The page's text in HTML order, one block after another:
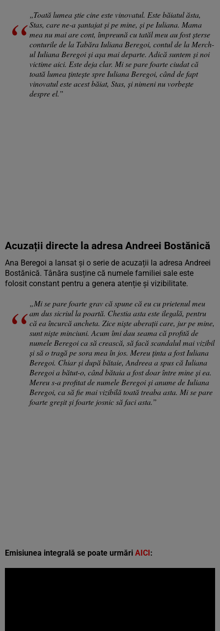
„Toată lumea știe cine este vinovatul. Este băiatul ăsta,
Stas, care ne-a șantajat și pe mine, și pe Iuliana. Mama
mea nu mai are cont, împreună cu tatăl meu au fost șterse
conturile de la Tabăra Iuliana Beregoi, contul de la Merch-
ul Iuliana Beregoi și așa mai departe. Adică suntem și noi
victime aici. Este deja clar. Mi se pare foarte ciudat că
toată lumea țintește spre Iuliana Beregoi, când de fapt
vinovatul este acest băiat, Stas, și nimeni nu vorbește
despre el.”
Acuzații directe la adresa Andreei Bostănică
Ana Beregoi a lansat și o serie de acuzații la adresa Andreei
Bostănică. Tânăra susține că numele familiei sale este
folosit constant pentru a genera atenție și vizibilitate.
„Mi se pare foarte grav că spune că eu cu prietenul meu
am dus sicriul la poartă. Chestia asta este ilegală, pentru
că ea încurcă ancheta. Zice niște aberații care, jur pe mine,
sunt niște minciuni. Acum îmi dau seama că profită de
numele Beregoi ca să crească, să facă scandalul mai vizibil
și să o tragă pe sora mea în jos. Mereu ținta a fost Iuliana
Beregoi. Chiar și după bătaie, Andreea a spus că Iuliana
Beregoi a bătut-o, când bătaia a fost doar între mine și ea.
Mereu s-a profitat de numele Beregoi și anume de Iuliana
Beregoi, ca să fie mai vizibilă toată treaba asta. Mi se pare
foarte greșit și foarte josnic să faci asta.”
Emisiunea integrală se poate urmări AICI: